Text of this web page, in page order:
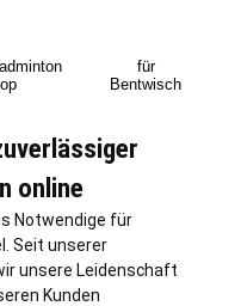
für
Bentwisch
online
Notwendige für
Seit unserer
unsere Leidenschaft
Kunden